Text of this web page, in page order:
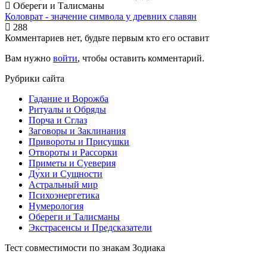
Обереги и Талисманы
Коловрат - значение символа у древних славян
288
Комментариев нет, будьте первым кто его оставит
Вам нужно войти, чтобы оставить комментарий.
Рубрики сайта
Гадание и Ворожба
Ритуалы и Обряды
Порча и Сглаз
Заговоры и Заклинания
Привороты и Присушки
Отвороты и Рассорки
Приметы и Суеверия
Ду́хи и Сущности
Астральный мир
Психоэнергетика
Нумерология
Обереги и Талисманы
Экстрасенсы и Предсказатели
Тест совместимости по знакам Зодиака